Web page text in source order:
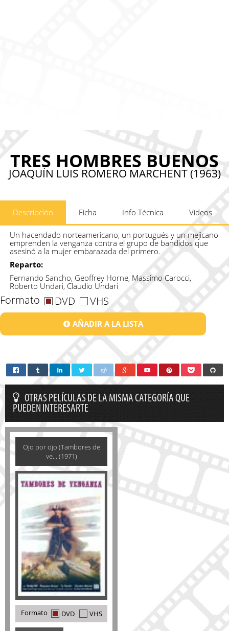
TRES HOMBRES BUENOS
JOAQUÍN LUIS ROMERO MARCHENT (1963)
Descripción Ficha Info Técnica Vídeos
Un hacendado norteamericano, un portugués y un mejicano
emprenden la venganza contra el grupo de bandidos que
asesinó a la mujer embarazada del primero.
Reparto:
Fernando Sancho, Geoffrey Horne, Massimo Carocci,
Roberto Undari, Claudio Undari
Formato DVD VHS
AÑADIR A LA LISTA
OTRAS PELÍCULAS DE LA MISMA CATEGORÍA QUE
PUEDEN INTERESARTE
Ojo por ojo (Tambores de
ve... (1971)
Formato DVD VHS